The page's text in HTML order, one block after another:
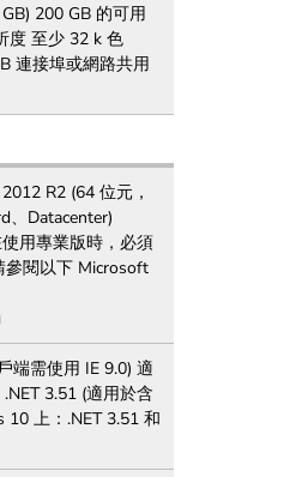
200 GB 的可用
度 至少 32 k 色
連接埠或網路共用
R2 (64 位元，
、Datacenter)
用專業版時，必須
參閱以下 Microsoft
端需使用 IE 9.0) 適
3.51 (適用於含
10 上：.NET 3.51 和